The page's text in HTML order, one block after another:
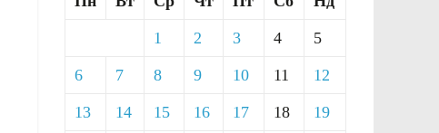
1 2 3 4 5
6 7 8 9 10 11 12
13 14 15 16 17 18 19